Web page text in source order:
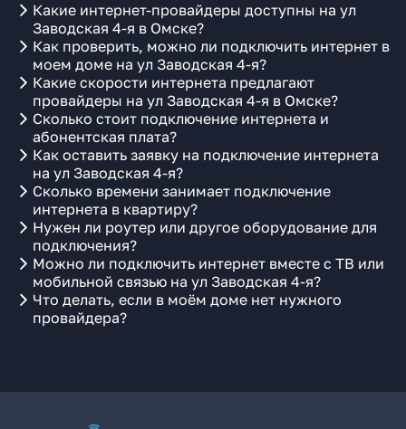
Какие интернет-провайдеры доступны на ул
Заводская 4-я в Омске?
Как проверить, можно ли подключить интернет в
моем доме на ул Заводская 4-я?
Какие скорости интернета предлагают
провайдеры на ул Заводская 4-я в Омске?
Сколько стоит подключение интернета и
абонентская плата?
Как оставить заявку на подключение интернета
на ул Заводская 4-я?
Сколько времени занимает подключение
интернета в квартиру?
Нужен ли роутер или другое оборудование для
подключения?
Можно ли подключить интернет вместе с ТВ или
мобильной связью на ул Заводская 4-я?
Что делать, если в моём доме нет нужного
провайдера?